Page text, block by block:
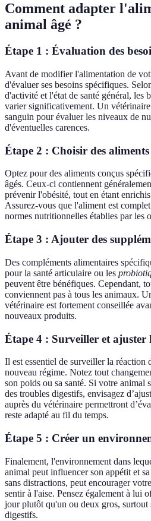
Comment adapter
animal âgé ?
Étape 1 : Évaluation des
Avant de modifier l'alimentation de
d'évaluer ses besoins spécifiques.
d'activité et l'état de santé général, les
varier significativement. Un
sanguin pour évaluer les niveaux de
d'éventuelles carences.
Étape 2 : Choisir des
Optez pour des aliments conçus
âgés. Ceux-ci contiennent
prévenir l'obésité, tout en étant
Assurez-vous que l'aliment est
normes nutritionnelles établies par les
Étape 3 : Ajouter des
Des compléments alimentaires
pour la santé articulaire ou les
peuvent être bénéfiques. Cependant,
conviennent pas à tous les animaux.
vétérinaire est fortement conseillée
nouveaux produits.
Étape 4 : Surveiller et
Il est essentiel de surveiller la réaction
nouveau régime. Notez tout
son poids ou sa santé. Si votre animal
des troubles digestifs, envisagez
auprès du vétérinaire permettront
reste adapté au fil du temps.
Étape 5 : Créer un
Finalement, l'environnement dans
animal peut influencer son appétit et
sans distractions, peut encourager
sentir à l'aise. Pensez également à lui
jour plutôt qu'un ou deux gros, surtout
digestifs.